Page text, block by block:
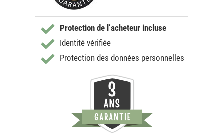
Protection de l’acheteur incluse
Identité vérifiée
Protection des données personnelles